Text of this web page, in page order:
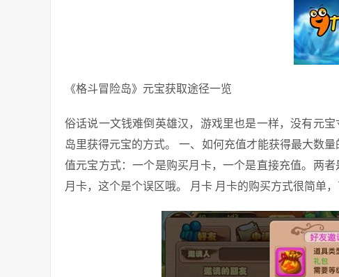
《格斗冒险岛》元宝获取途径一览
俗话说一文钱难倒英雄汉，游戏里也是一样，没有元
岛里获得元宝的方式。 一、如何充值才能获得最大数
值元宝方式：一个是购买月卡，一个是直接充值。两
月卡，这个是个误区哦。 月卡 月卡的购买方式很简单